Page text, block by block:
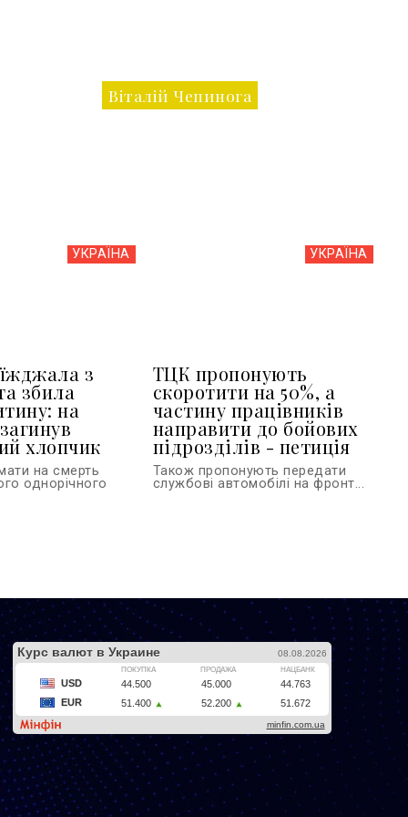
Віталій Чепинога
УКРАЇНА
з
збила
на
хлопчик
на смерть
однорічного
УКРАЇНА
ТЦК пропонують
скоротити на 50%, а
частину працівників
направити до бойових
підрозділів - петиція
Також пропонують передати
службові автомобілі на фронт...